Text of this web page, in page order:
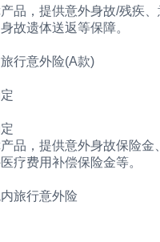
品，提供意外身故/残疾
故遗体送返等保障。
行意外险(A款)
品，提供意外身故保险金
疗费用补偿保险金等。
旅行意外险